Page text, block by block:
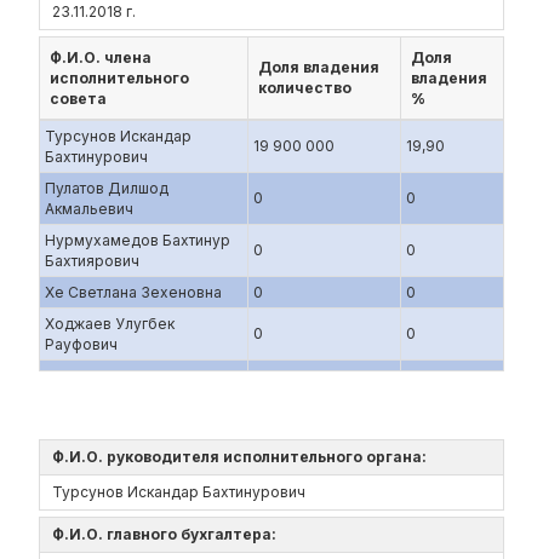
23.11.2018 г.
Ф.И.О. члена
исполнительного
совета
Доля владения
количество
Доля
владения
%
Турсунов Искандар
Бахтинурович
19 900 000 19,90
Пулатов Дилшод
Акмальевич
0 0
Нурмухамедов Бахтинур
Бахтиярович
0 0
Хе Светлана Зехеновна 0
0
Ходжаев Улугбек
Рауфович
0 0
Ф.И.О. руководителя исполнительного органа:
Турсунов Искандар Бахтинурович
Ф.И.О. главного бухгалтера: